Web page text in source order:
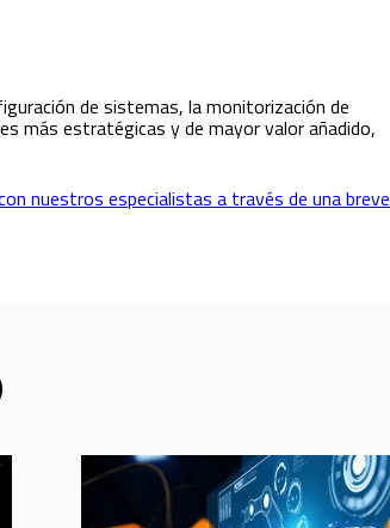
de sistemas, la monitorización de
más estratégicas y de mayor valor añadido,
nuestros especialistas a través de una breve